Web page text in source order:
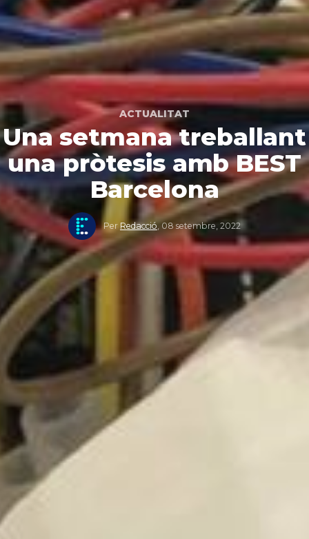
ACTUALITAT
Una setmana treballant
una pròtesis amb BEST
Barcelona
Per Redacció, 08 setembre, 2022